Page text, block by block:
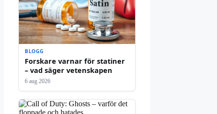
BLOGG
Forskare varnar för statiner
– vad säger vetenskapen
6 aug 2026